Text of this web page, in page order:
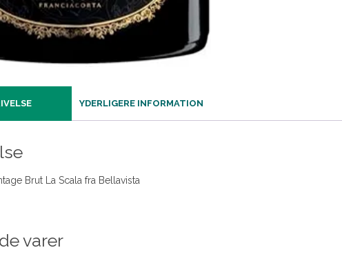
YDERLIGERE INFORMATION
Brut La Scala fra Bellavista
varer